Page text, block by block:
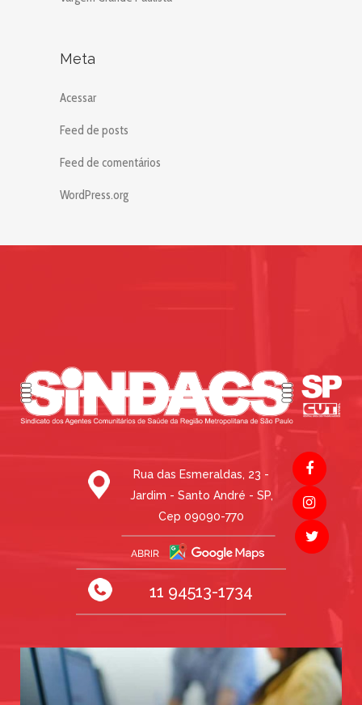
Meta
Acessar
Feed de posts
Feed de comentários
WordPress.org
Rua das Esmeraldas, 23 -
Jardim - Santo André - SP,
Cep 09090-770
11 94513-1734